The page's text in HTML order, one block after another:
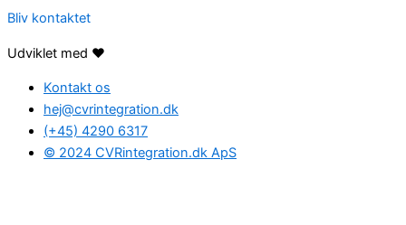
Bliv kontaktet
Udviklet med ❤️
Kontakt os
hej@cvrintegration.dk
(+45) 4290 6317
© 2024 CVRintegration.dk ApS